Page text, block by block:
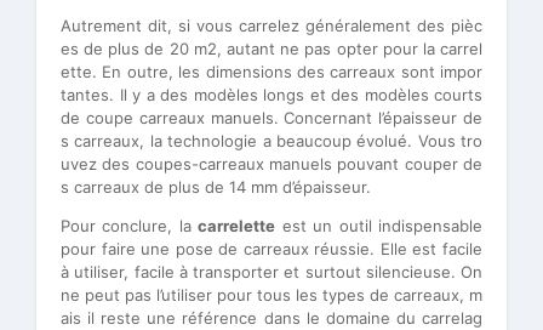
Autrement dit, si vous carrelez généralement des pièc
es de plus de 20 m2, autant ne pas opter pour la carrel
ette. En outre, les dimensions des carreaux sont impor
tantes. Il y a des modèles longs et des modèles courts
de coupe carreaux manuels. Concernant l’épaisseur de
s carreaux, la technologie a beaucoup évolué. Vous tro
uvez des coupes-carreaux manuels pouvant couper de
s carreaux de plus de 14 mm d’épaisseur.
Pour conclure, lacarrelette est un outil indispensable
pour faire une pose de carreaux réussie. Elle est facile
à utiliser, facile à transporter et surtout silencieuse. On
ne peut pas l’utiliser pour tous les types de carreaux, m
ais il reste une référence dans le domaine du carrelag